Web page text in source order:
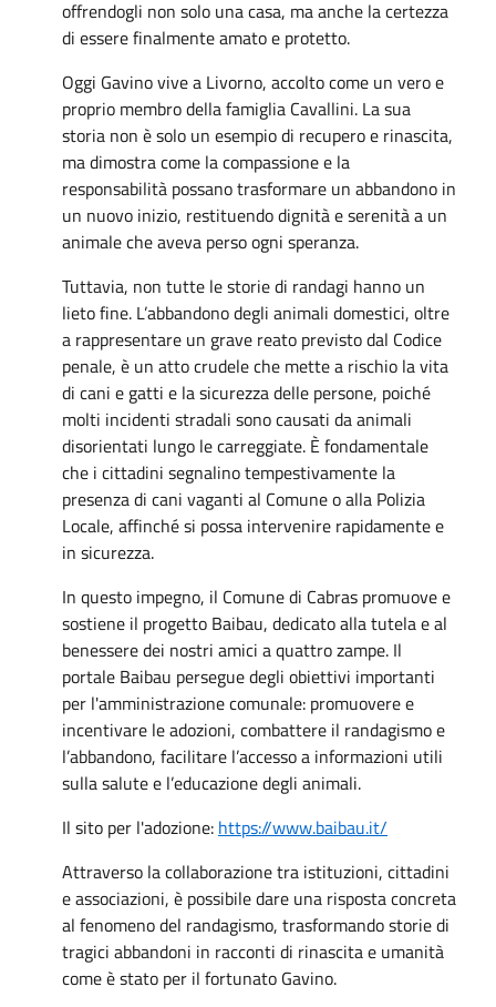
offrendogli non solo una casa, ma anche la certezza
di essere finalmente amato e protetto.
Oggi Gavino vive a Livorno, accolto come un vero e
proprio membro della famiglia Cavallini. La sua
storia non è solo un esempio di recupero e rinascita,
ma dimostra come la compassione e la
responsabilità possano trasformare un abbandono in
un nuovo inizio, restituendo dignità e serenità a un
animale che aveva perso ogni speranza.
Tuttavia, non tutte le storie di randagi hanno un
lieto fine. L’abbandono degli animali domestici, oltre
a rappresentare un grave reato previsto dal Codice
penale, è un atto crudele che mette a rischio la vita
di cani e gatti e la sicurezza delle persone, poiché
molti incidenti stradali sono causati da animali
disorientati lungo le carreggiate. È fondamentale
che i cittadini segnalino tempestivamente la
presenza di cani vaganti al Comune o alla Polizia
Locale, affinché si possa intervenire rapidamente e
in sicurezza.
In questo impegno, il Comune di Cabras promuove e
sostiene il progetto Baibau, dedicato alla tutela e al
benessere dei nostri amici a quattro zampe. Il
portale Baibau persegue degli obiettivi importanti
per l'amministrazione comunale: promuovere e
incentivare le adozioni, combattere il randagismo e
l’abbandono, facilitare l’accesso a informazioni utili
sulla salute e l’educazione degli animali.
Il sito per l'adozione: https://www.baibau.it/
Attraverso la collaborazione tra istituzioni, cittadini
e associazioni, è possibile dare una risposta concreta
al fenomeno del randagismo, trasformando storie di
tragici abbandoni in racconti di rinascita e umanità
come è stato per il fortunato Gavino.